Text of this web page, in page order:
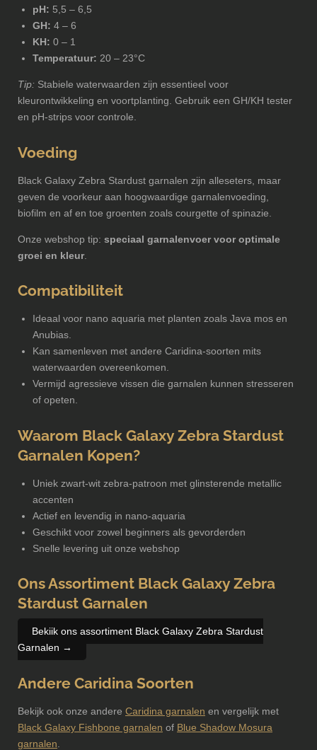
pH: 5,5 – 6,5
GH: 4 – 6
KH: 0 – 1
Temperatuur: 20 – 23°C
Tip: Stabiele waterwaarden zijn essentieel voor
kleurontwikkeling en voortplanting. Gebruik een GH/KH tester
en pH-strips voor controle.
Voeding
Black Galaxy Zebra Stardust garnalen zijn alleseters, maar
geven de voorkeur aan hoogwaardige garnalenvoeding,
biofilm en af en toe groenten zoals courgette of spinazie.
Onze webshop tip: speciaal garnalenvoer voor optimale
groei en kleur.
Compatibiliteit
Ideaal voor nano aquaria met planten zoals Java mos en
Anubias.
Kan samenleven met andere Caridina-soorten mits
waterwaarden overeenkomen.
Vermijd agressieve vissen die garnalen kunnen stresseren
of opeten.
Waarom Black Galaxy Zebra Stardust
Garnalen Kopen?
Uniek zwart-wit zebra-patroon met glinsterende metallic
accenten
Actief en levendig in nano-aquaria
Geschikt voor zowel beginners als gevorderden
Snelle levering uit onze webshop
Ons Assortiment Black Galaxy Zebra
Stardust Garnalen
Bekijk ons assortiment Black Galaxy Zebra Stardust
Garnalen →
Andere Caridina Soorten
Bekijk ook onze andere Caridina garnalen en vergelijk met
Black Galaxy Fishbone garnalen of Blue Shadow Mosura
garnalen